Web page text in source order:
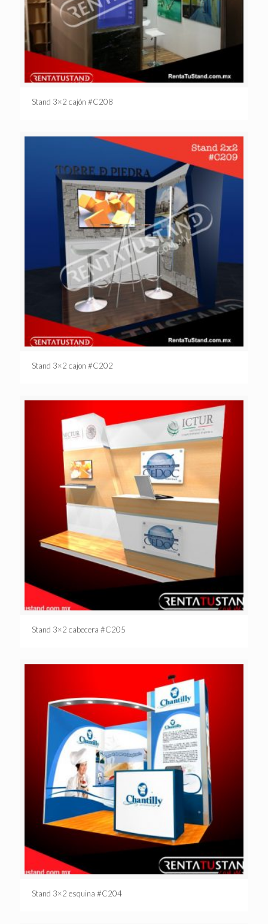
Stand 3×2 cajón #C208
Stand 3×2 cajon #C202
Stand 3×2 cabecera #C205
Stand 3×2 esquina #C204